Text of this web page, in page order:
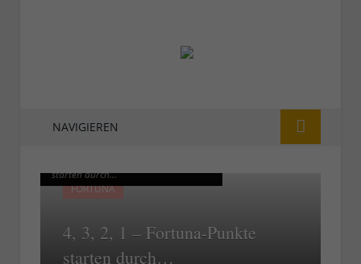
NAVIGIEREN
starten durch...
FORTUNA
4, 3, 2, 1 – Fortuna-Punkte
starten durch…
starten durch...